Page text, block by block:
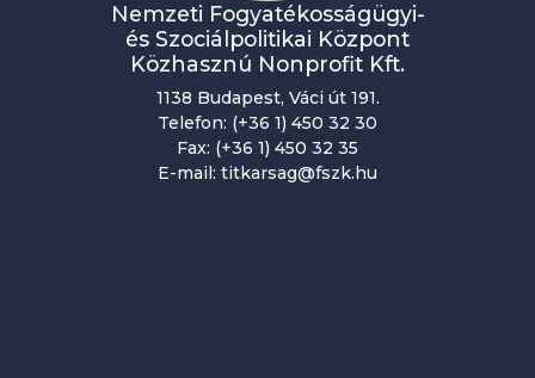
Nemzeti Fogyatékosságügyi-
és Szociálpolitikai Központ
Közhasznú Nonprofit Kft.
1138 Budapest, Váci út 191.
Telefon: (+36 1) 450 32 30
Fax: (+36 1) 450 32 35
E-mail: titkarsag@fszk.hu